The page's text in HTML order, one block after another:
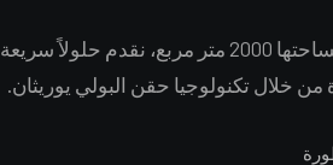
في منشأتنا الحديثة التي تبلغ مساحتها 2000 متر مربع، نقدم حلولاً سريعة
من خلال تكنولوجيا حقن البولي يوريثان.